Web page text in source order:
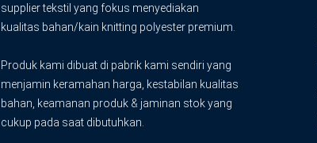
supplier tekstil yang fokus menyediakan
kualitas bahan/kain knitting polyester premium.
Produk kami dibuat di pabrik kami sendiri yang
menjamin keramahan harga, kestabilan kualitas
bahan, keamanan produk & jaminan stok yang
cukup pada saat dibutuhkan.